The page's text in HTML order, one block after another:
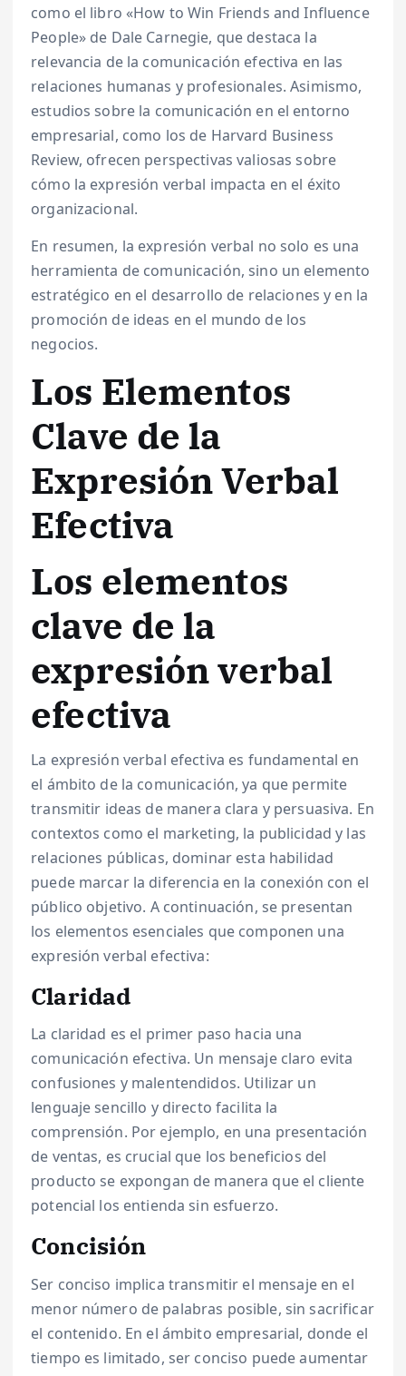
como el libro «How to Win Friends and Influence
People» de Dale Carnegie, que destaca la
relevancia de la comunicación efectiva en las
relaciones humanas y profesionales. Asimismo,
estudios sobre la comunicación en el entorno
empresarial, como los de Harvard Business
Review, ofrecen perspectivas valiosas sobre
cómo la expresión verbal impacta en el éxito
organizacional.
En resumen, la expresión verbal no solo es una
herramienta de comunicación, sino un elemento
estratégico en el desarrollo de relaciones y en la
promoción de ideas en el mundo de los
negocios.
Los Elementos
Clave de la
Expresión Verbal
Efectiva
Los elementos
clave de la
expresión verbal
efectiva
La expresión verbal efectiva es fundamental en
el ámbito de la comunicación, ya que permite
transmitir ideas de manera clara y persuasiva. En
contextos como el marketing, la publicidad y las
relaciones públicas, dominar esta habilidad
puede marcar la diferencia en la conexión con el
público objetivo. A continuación, se presentan
los elementos esenciales que componen una
expresión verbal efectiva:
Claridad
La claridad es el primer paso hacia una
comunicación efectiva. Un mensaje claro evita
confusiones y malentendidos. Utilizar un
lenguaje sencillo y directo facilita la
comprensión. Por ejemplo, en una presentación
de ventas, es crucial que los beneficios del
producto se expongan de manera que el cliente
potencial los entienda sin esfuerzo.
Concisión
Ser conciso implica transmitir el mensaje en el
menor número de palabras posible, sin sacrificar
el contenido. En el ámbito empresarial, donde el
tiempo es limitado, ser conciso puede aumentar